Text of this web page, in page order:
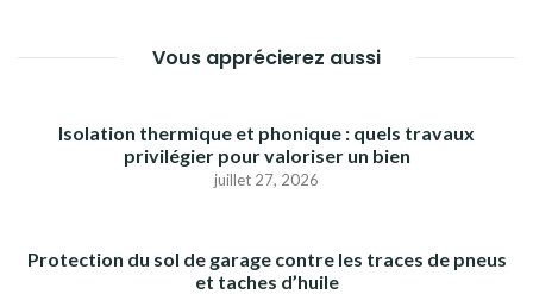
Vous apprécierez aussi
Isolation thermique et phonique : quels travaux
privilégier pour valoriser un bien
juillet 27, 2026
Protection du sol de garage contre les traces de pneus
et taches d’huile